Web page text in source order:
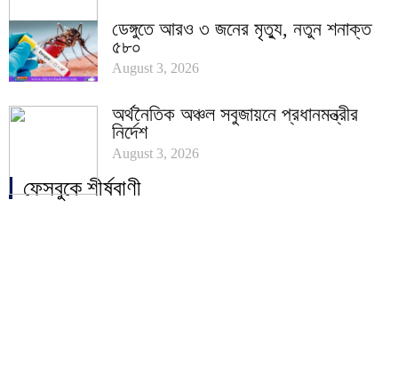
ডেঙ্গুতে আরও ৩ জনের মৃত্যু, নতুন শনাক্ত
৫৮০
August 3, 2026
অর্থনৈতিক অঞ্চল সবুজায়নে প্রধানমন্ত্রীর
নির্দেশ
August 3, 2026
ফেসবুকে শীর্ষবাণী